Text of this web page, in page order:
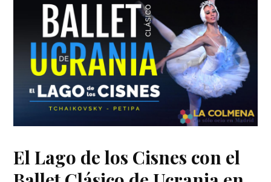
El Lago de los Cisnes con el